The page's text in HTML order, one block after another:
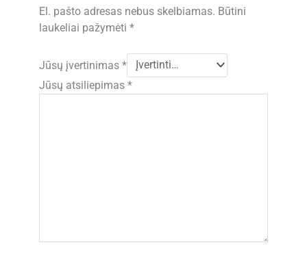
El. pašto adresas nebus skelbiamas. Būtini
laukeliai pažymėti*
Jūsų įvertinimas*
Jūsų atsiliepimas*